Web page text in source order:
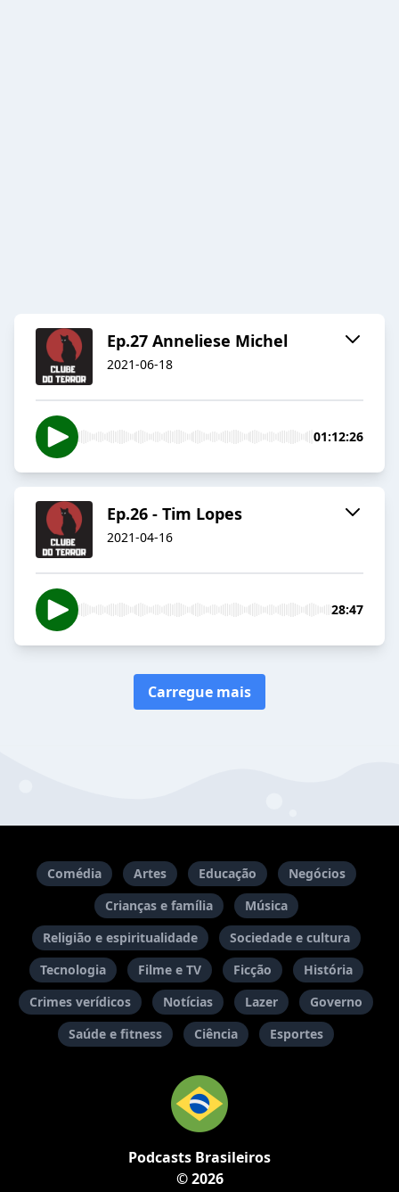
Ep.27 Anneliese Michel
2021-06-18
01:12:26
Ep.26 - Tim Lopes
2021-04-16
28:47
Carregue mais
Comédia Artes Educação
Negócios
Crianças e família
Música
Religião e espiritualidade
Sociedade e cultura
Tecnologia
Filme e TV Ficção
História
Crimes verídicos
Notícias Lazer
Governo
Saúde e fitness
Ciência Esportes
Podcasts Brasileiros
© 2026